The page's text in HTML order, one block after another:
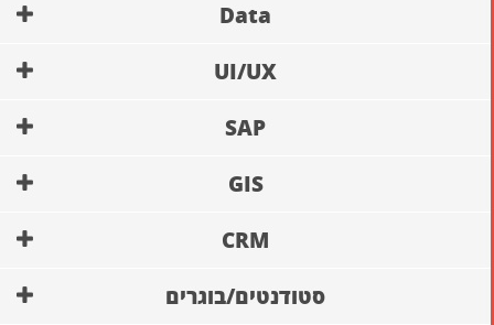
Data
UI/UX
SAP
GIS
CRM
סטודנטים/בוגרים